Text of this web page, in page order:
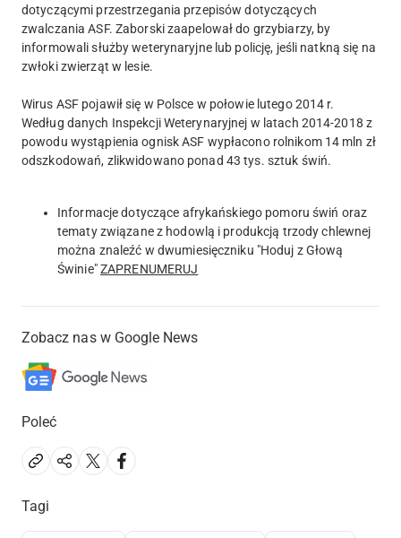
dotyczącymi przestrzegania przepisów dotyczących
zwalczania ASF. Zaborski zaapelował do grzybiarzy, by
informowali służby weterynaryjne lub policję, jeśli natkną się na
zwłoki zwierząt w lesie.
Wirus ASF pojawił się w Polsce w połowie lutego 2014 r.
Według danych Inspekcji Weterynaryjnej w latach 2014-2018 z
powodu wystąpienia ognisk ASF wypłacono rolnikom 14 mln zł
odszkodowań, zlikwidowano ponad 43 tys. sztuk świń.
Informacje dotyczące afrykańskiego pomoru świń oraz
tematy związane z hodowlą i produkcją trzody chlewnej
można znaleźć w dwumiesięczniku "Hoduj z Głową
Świnie"ZAPRENUMERUJ
Zobacz nas w Google News
Poleć
Tagi